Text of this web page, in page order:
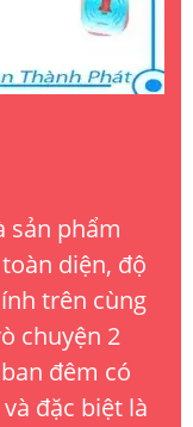
sản phẩm
diện, độ
trên cùng
chuyện 2
đêm có
đặc biệt là